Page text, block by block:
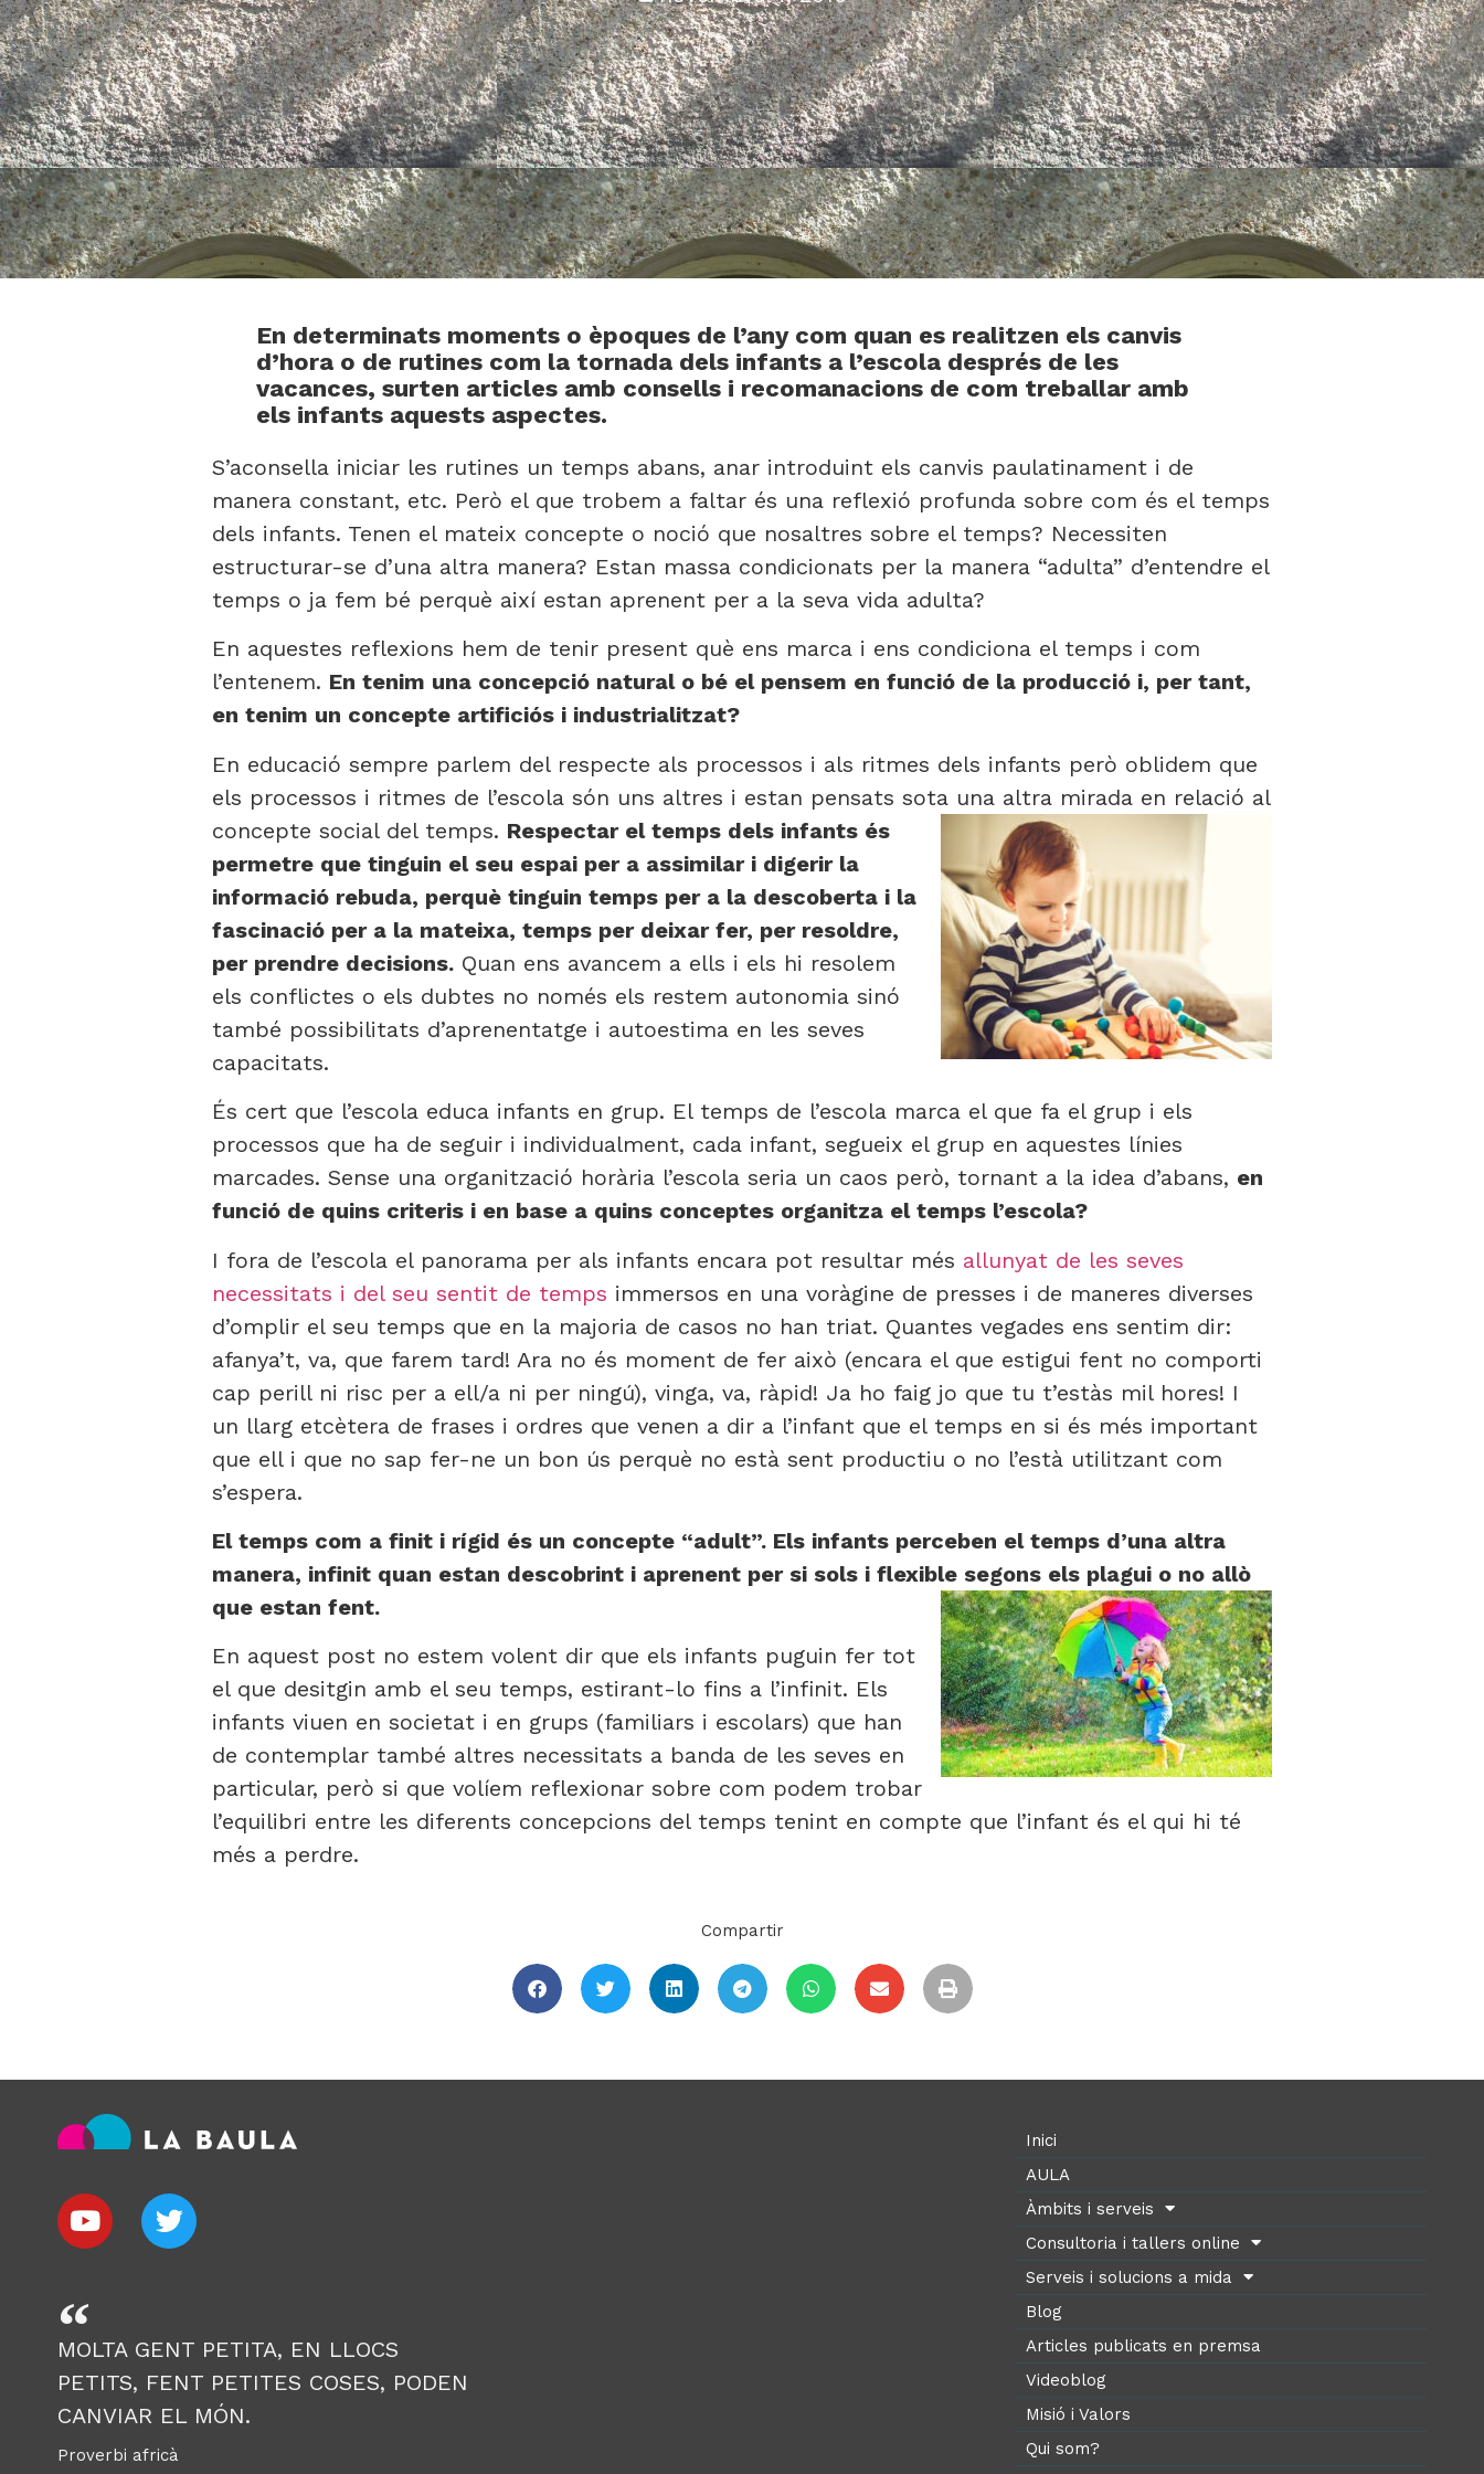
En determinats moments o èpoques de l’any com quan es realitzen els canvis
d’hora o de rutines com la tornada dels infants a l’escola després de les
vacances, surten articles amb consells i recomanacions de com treballar amb
els infants aquests aspectes.
S’aconsella iniciar les rutines un temps abans, anar introduint els canvis paulatinament i de
manera constant, etc. Però el que trobem a faltar és una reflexió profunda sobre com és el temps
dels infants. Tenen el mateix concepte o noció que nosaltres sobre el temps? Necessiten
estructurar-se d’una altra manera? Estan massa condicionats per la manera “adulta” d’entendre el
temps o ja fem bé perquè així estan aprenent per a la seva vida adulta?
En aquestes reflexions hem de tenir present què ens marca i ens condiciona el temps i com
l’entenem. En tenim una concepció natural o bé el pensem en funció de la producció i, per tant,
en tenim un concepte artificiós i industrialitzat?
En educació sempre parlem del respecte als processos i als ritmes dels infants però oblidem que
els processos i ritmes de l’escola són uns altres i estan pensats sota una altra mirada en relació al
concepte social del temps. Respectar el temps dels infants és
permetre que tinguin el seu espai per a assimilar i digerir la
informació rebuda, perquè tinguin temps per a la descoberta i la
fascinació per a la mateixa, temps per deixar fer, per resoldre,
per prendre decisions. Quan ens avancem a ells i els hi resolem
els conflictes o els dubtes no només els restem autonomia sinó
també possibilitats d’aprenentatge i autoestima en les seves
capacitats.
És cert que l’escola educa infants en grup. El temps de l’escola marca el que fa el grup i els
processos que ha de seguir i individualment, cada infant, segueix el grup en aquestes línies
marcades. Sense una organització horària l’escola seria un caos però, tornant a la idea d’abans, en
funció de quins criteris i en base a quins conceptes organitza el temps l’escola?
I fora de l’escola el panorama per als infants encara pot resultar més allunyat de les seves
necessitats i del seu sentit de temps immersos en una voràgine de presses i de maneres diverses
d’omplir el seu temps que en la majoria de casos no han triat. Quantes vegades ens sentim dir:
afanya’t, va, que farem tard! Ara no és moment de fer això (encara el que estigui fent no comporti
cap perill ni risc per a ell/a ni per ningú), vinga, va, ràpid! Ja ho faig jo que tu t’estàs mil hores! I
un llarg etcètera de frases i ordres que venen a dir a l’infant que el temps en si és més important
que ell i que no sap fer-ne un bon ús perquè no està sent productiu o no l’està utilitzant com
s’espera.
El temps com a finit i rígid és un concepte “adult”. Els infants perceben el temps d’una altra
manera, infinit quan estan descobrint i aprenent per si sols i flexible segons els plagui o no allò
que estan fent.
En aquest post no estem volent dir que els infants puguin fer tot
el que desitgin amb el seu temps, estirant-lo fins a l’infinit. Els
infants viuen en societat i en grups (familiars i escolars) que han
de contemplar també altres necessitats a banda de les seves en
particular, però si que volíem reflexionar sobre com podem trobar
l’equilibri entre les diferents concepcions del temps tenint en compte que l’infant és el qui hi té
més a perdre.
Compartir
MOLTA GENT PETITA, EN LLOCS
PETITS, FENT PETITES COSES, PODEN
CANVIAR EL MÓN.
Proverbi africà
Inici
AULA
Àmbits i serveis
Consultoria i tallers online
Serveis i solucions a mida
Blog
Articles publicats en premsa
Videoblog
Misió i Valors
Qui som?